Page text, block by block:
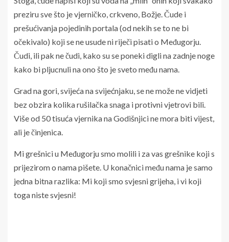
preziru sve što je vjerničko, crkveno, Božje. Čude i
prešućivanja pojedinih portala (od nekih se to ne bi
očekivalo) koji se ne usude ni riječi pisati o Međugorju.
Čudi, ili pak ne čudi, kako su se poneki digli na zadnje noge
kako bi pljucnuli na ono što je sveto među nama.
Grad na gori, svijeća na svijećnjaku, se ne može ne vidjeti
bez obzira kolika rušilačka snaga i protivni vjetrovi bili.
Više od 50 tisuća vjernika na Godišnjici ne mora biti vijest,
ali je činjenica.
Mi grešnici u Međugorju smo molili i za vas grešnike koji s
prijezirom o nama pišete. U konačnici među nama je samo
jedna bitna razlika: Mi koji smo svjesni grijeha, i vi koji
toga niste svjesni!